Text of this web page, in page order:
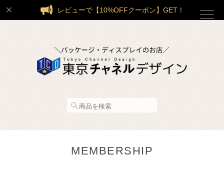
レビューで【10%OFFクーポン】GET！
MEMBERSHIP